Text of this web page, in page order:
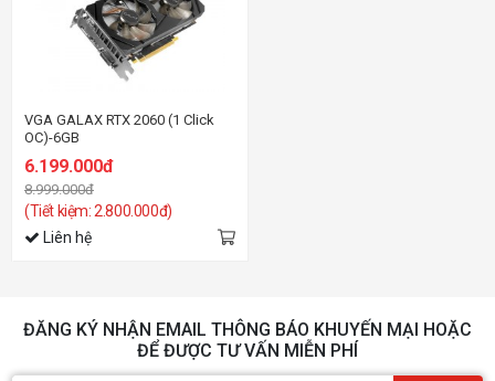
VGA GALAX RTX 2060 (1 Click
OC)-6GB
6.199.000đ
8.999.000đ
(Tiết kiệm: 2.800.000đ)
Liên hệ
ĐĂNG KÝ NHẬN EMAIL THÔNG BÁO KHUYẾN MẠI HOẶC
ĐỂ ĐƯỢC TƯ VẤN MIỄN PHÍ